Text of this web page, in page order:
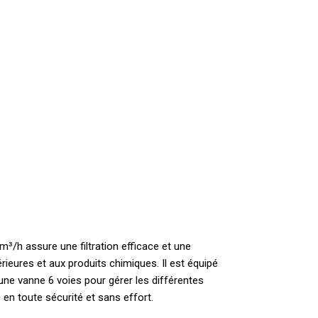
h assure une filtration efficace et une
et aux produits chimiques. Il est équipé
vanne 6 voies pour gérer les différentes
en toute sécurité et sans effort.